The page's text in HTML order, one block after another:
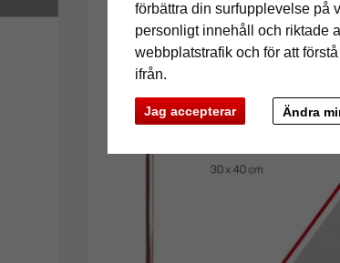
förbättra din surfupplevelse på
personligt innehåll och riktade
webbplatstrafik och för att
ifrån.
Jag accepterar Ändra